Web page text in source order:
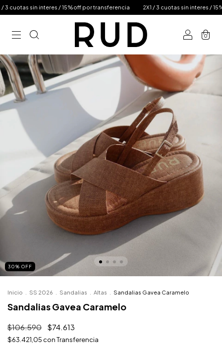
interes / 15%off por transferencia 2X1 / 3 cuotas sin interes / 15%off por
0
30% OFF
Inicio SS 2026 Sandalias Altas Sandalias Gavea Caramelo
Sandalias Gavea Caramelo
$106.590 $74.613
$63.421,05 conTransferencia